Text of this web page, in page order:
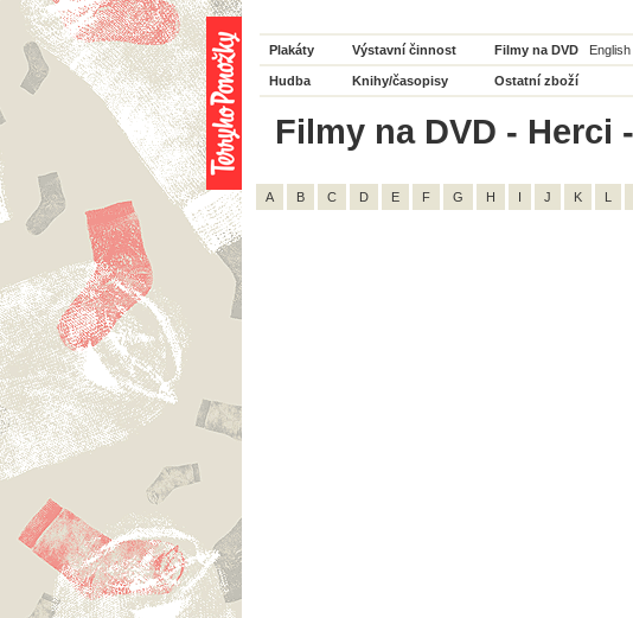
Plakáty Výstavní činnost Filmy na DVD
Hudba Knihy/časopisy Ostatní zboží
Filmy na DVD - Herci
A B C D E F G H I J K L